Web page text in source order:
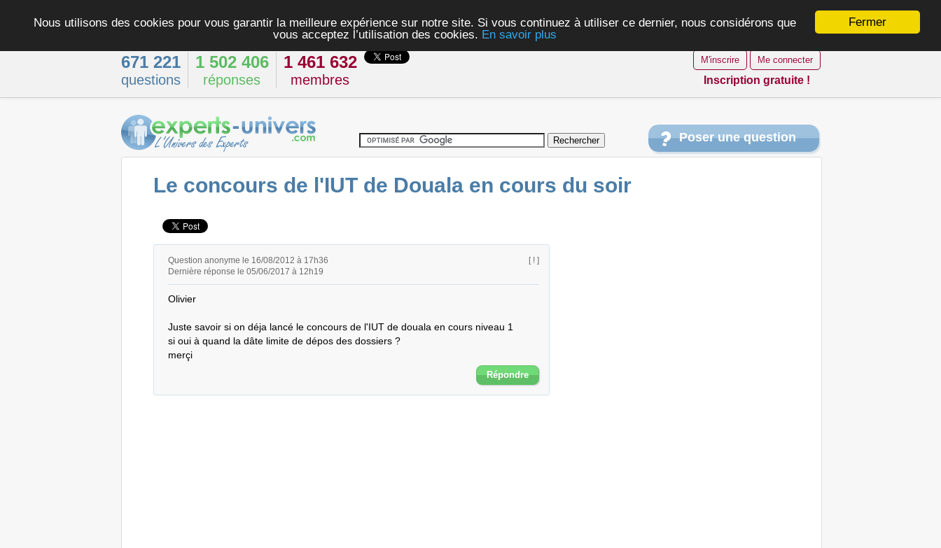
Fermer
Nous utilisons des cookies pour vous garantir la meilleure expérience sur notre site. Si vous continuez à utiliser ce dernier, nous considérons que
vous acceptez l’utilisation des cookies. En savoir plus
671 221
questions
1 502 406
réponses
1 461 632
membres
M'inscrire Me connecter
Inscription gratuite !
Poser une question
Le concours de l'IUT de Douala en cours du soir
Question anonyme le 16/08/2012 à 17h36
Dernière réponse le 05/06/2017 à 12h19
[ ! ]
Olivier
Juste savoir si on déja lancé le concours de l'IUT de douala en cours niveau 1
si oui à quand la dâte limite de dépos des dossiers ?
merçi
Répondre